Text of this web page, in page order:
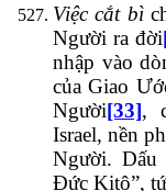
Việc cắt bì
Người ra đời
nhập vào
của Giao
Người[33],
Israel, nền
Người. Dấu
Đức Kitô”,